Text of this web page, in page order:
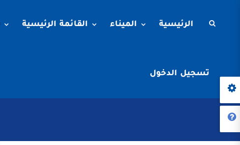
الرئيسية الميناء القائمة الرئيسية
تسجيل الدخول